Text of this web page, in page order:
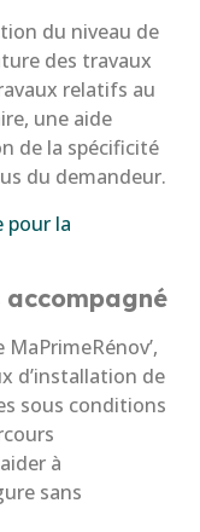
du niveau de
des travaux
relatifs au
une aide
de la spécificité
du demandeur.
pour la
accompagné
d’installation de
sous conditions
à
sans